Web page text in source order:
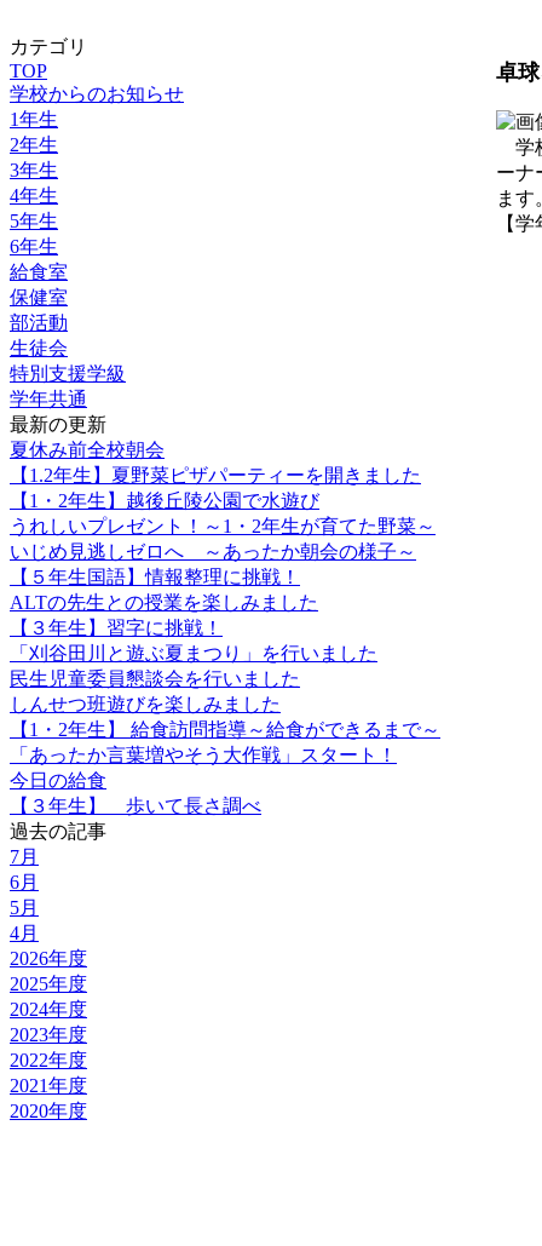
カテゴリ
TOP
学校からのお知らせ
1年生
2年生
3年生
4年生
5年生
6年生
給食室
保健室
部活動
生徒会
特別支援学級
学年共通
最新の更新
夏休み前全校朝会
【1.2年生】夏野菜ピザパーティーを開きました
【1・2年生】越後丘陵公園で水遊び
うれしいプレゼント！～1・2年生が育てた野菜～
いじめ見逃しゼロへ ～あったか朝会の様子～
【５年生国語】情報整理に挑戦！
ALTの先生との授業を楽しみました
【３年生】習字に挑戦！
「刈谷田川と遊ぶ夏まつり」を行いました
民生児童委員懇談会を行いました
しんせつ班遊びを楽しみました
【1・2年生】 給食訪問指導～給食ができるまで～
「あったか言葉増やそう大作戦」スタート！
今日の給食
【３年生】 歩いて長さ調べ
過去の記事
7月
6月
5月
4月
2026年度
2025年度
2024年度
2023年度
2022年度
2021年度
2020年度
卓
学
ーナ
ます
【